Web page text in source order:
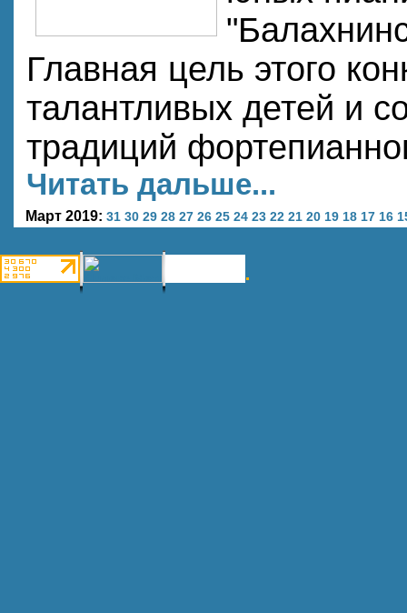
Главная цель этого
талантливых детей и
традиций
Читать дальше...
Март 2019: 31 30 29 28 27 26 25 24 23 22 21 20 19 18 17 16